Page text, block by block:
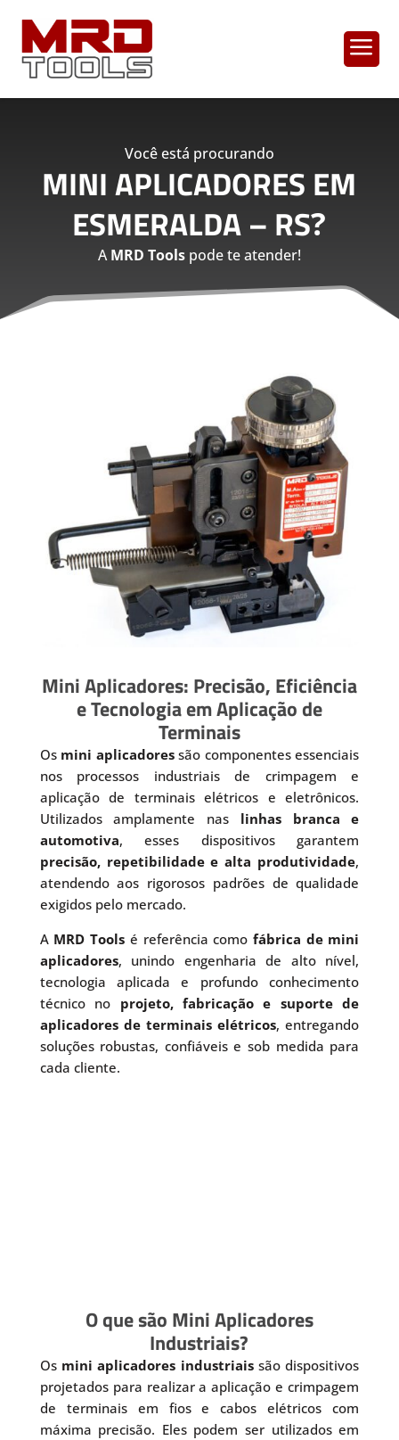
a
Você está procurando
MINI APLICADORES EM
ESMERALDA – RS?
AMRD Toolspode te atender!
Mini Aplicadores: Precisão, Eficiência
e Tecnologia em Aplicação de
Terminais
Os mini aplicadoressão componentes essenciais
nos processos industriais de crimpagem e
aplicação de terminais elétricos e eletrônicos.
Utilizados amplamente nas linhas branca e
automotiva, esses dispositivos garantem
precisão, repetibilidade e alta produtividade,
atendendo aos rigorosos padrões de qualidade
exigidos pelo mercado.
A MRD Tools é referência como fábrica de mini
aplicadores, unindo engenharia de alto nível,
tecnologia aplicada e profundo conhecimento
técnico no projeto, fabricação e suporte de
aplicadores de terminais elétricos, entregando
soluções robustas, confiáveis e sob medida para
cada cliente.
O que são Mini Aplicadores
Industriais?
Os mini aplicadores industriaissão dispositivos
projetados para realizar a aplicação e crimpagem
de terminais em fios e cabos elétricos com
máxima precisão. Eles podem ser utilizados em